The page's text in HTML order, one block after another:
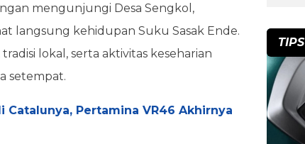
mengunjungi Desa Sengkol,
langsung kehidupan Suku Sasak Ende.
lokal, serta aktivitas keseharian
setempat.
Catalunya, Pertamina VR46 Akhirnya
TIPS